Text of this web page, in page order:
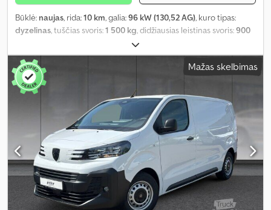
Būklė: naujas, rida:10 km, galia:96 kW (130,52 AG), kuro tipas:
dyzelinas, tuščias svoris:1 500 kg, didžiausias leistinas svoris:900
, ratų bazė:
spalva:balta, vairuotojo kabina:kitas, pavaros tipas:automatinis,
emisijos klasė:
, bendras ilgis:1 930
mm, bendras plotis:
krovinių skyriaus plotis:
1 921 mm, krovos erdvės aukštis:
2026, Įranga:ABS, borto kompiuteris, centrinis
užraktas, elektroninė stabilumo programa (ESP), imobilaizerio
sistema, kruizo kontrolė, naudoto automobilio garantija,
navigacijos sistema, oro kondicionavimas, oro pagalvė,
priešrūkiniai žibintai, statymo jutikliai, stumdomos durys,
suodžių filtras, sėdynės šildytuvas, trauki kontrolė, vairo
stiprintuvas,
Mažas skelbimas